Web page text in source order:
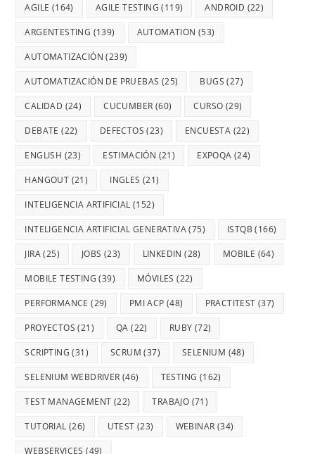
AGILE (164) AGILE TESTING (119) ANDROID (22)
ARGENTESTING (139) AUTOMATION (53)
AUTOMATIZACIÓN (239)
AUTOMATIZACIÓN DE PRUEBAS (25) BUGS (27)
CALIDAD (24) CUCUMBER (60) CURSO (29)
DEBATE (22) DEFECTOS (23) ENCUESTA (22)
ENGLISH (23) ESTIMACIÓN (21) EXPOQA (24)
HANGOUT (21) INGLES (21)
INTELIGENCIA ARTIFICIAL (152)
INTELIGENCIA ARTIFICIAL GENERATIVA(75) ISTQB (166)
JIRA(25) JOBS (23) LINKEDIN (28) MOBILE (64)
MOBILE TESTING (39) MÓVILES (22)
PERFORMANCE (29) PMI ACP (48) PRACTITEST (37)
PROYECTOS (21) QA (22) RUBY (72)
SCRIPTING (31) SCRUM (37) SELENIUM (48)
SELENIUM WEBDRIVER (46) TESTING (162)
TEST MANAGEMENT (22) TRABAJO (71)
TUTORIAL (26) UTEST (23) WEBINAR (34)
WEBSERVICES (49)